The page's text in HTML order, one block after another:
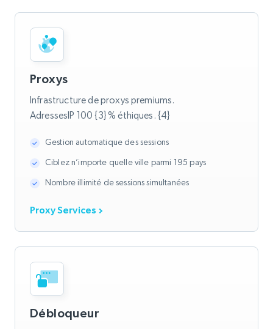
Proxys
Infrastructure de proxys premiums.
AdressesIP 100 {3} % éthiques. {4}
Gestion automatique des sessions
Ciblez n’importe quelle ville parmi 195 pays
Nombre illimité de sessions simultanées
Proxy Services
Débloqueur